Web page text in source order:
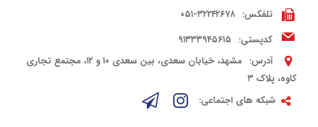
تلفکس: ۳۲۲۴۲۶۷۸-۰۵۱
کدپستی: ۹۱۳۳۳۹۴۵۶۱۵
آدرس:
مشهد، خیابان سعدی، بین سعدی ۱۰ و ۱۲، مجتمع تجاری
کاوه، پلاک ۳
شبکه های اجتماعی: